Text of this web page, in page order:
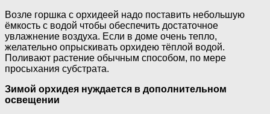
Возле горшка с орхидеей надо поставить небольшую
ёмкость с водой чтобы обеспечить достаточное
увлажнение воздуха. Если в доме очень тепло,
желательно опрыскивать орхидею тёплой водой.
Поливают растение обычным способом, по мере
просыхания субстрата.
Зимой орхидея нуждается в дополнительном
освещении